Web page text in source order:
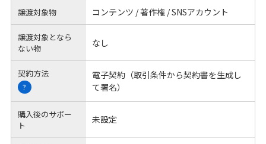
譲渡対象物 コンテンツ / 著作権 / SNSアカウント
譲渡対象となら
ない物
なし
契約方法
?
電子契約（取引条件から契約書を生成し
て署名）
購入後のサポー
ト
未設定